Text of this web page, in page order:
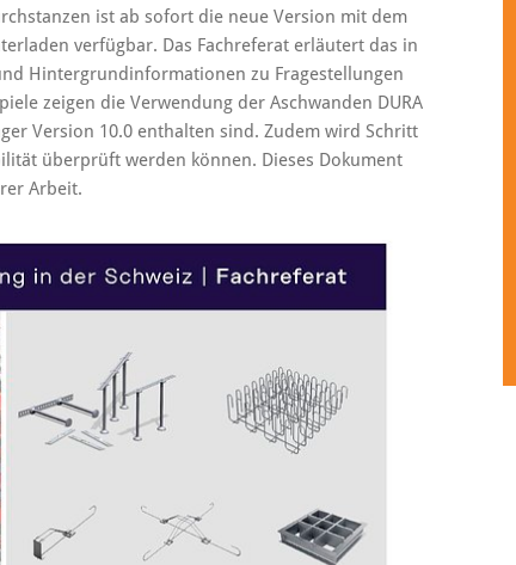
ist ab sofort die neue Version mit dem
verfügbar. Das Fachreferat erläutert das in
Hintergrundinformationen zu Fragestellungen
zeigen die Verwendung der Aschwanden DURA
Version 10.0 enthalten sind. Zudem wird Schritt
überprüft werden können. Dieses Dokument
Arbeit.